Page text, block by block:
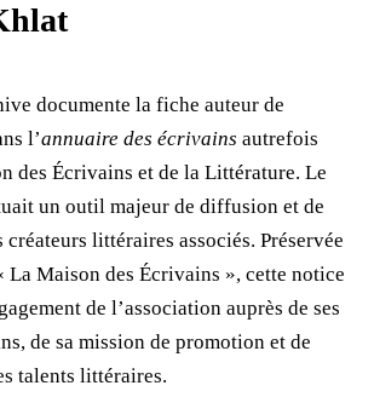
documente la fiche auteur de
l’annuaire des écrivains autrefois
des Écrivains et de la Littérature. Le
un outil majeur de diffusion et de
littéraires associés. Préservée
La Maison des Écrivains », cette notice
de l’association auprès de ses
de sa mission de promotion et de
talents littéraires.